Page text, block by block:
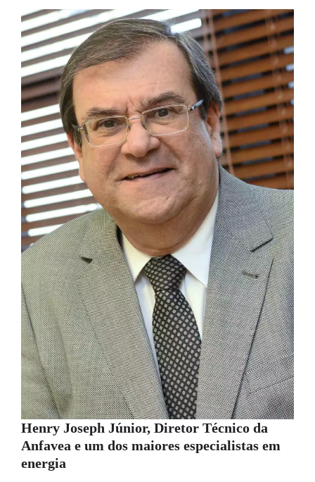
Henry Joseph Júnior, Diretor Técnico da
Anfavea e um dos maiores especialistas em
energia